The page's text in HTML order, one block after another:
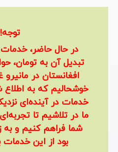
در حال حاضر، خدمات
تبدیل آن به تومان،
افغانستان در
خوشحالیم که به اطلاع
خدمات در آینده‌ای
ما در تلاشیم تا
شما فراهم کنیم و به
بود از این خدمات